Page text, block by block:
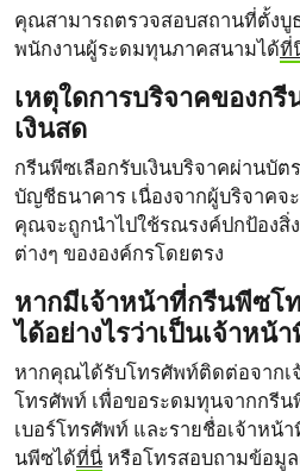
คุณสามารถตรวจสอบสถานที่ตั้งบู
พนักงานผู้ระดมทุนภาคสนามได้ที่
เหตุใดการบริจาคของก
เงินสด
กรีนพีซเลือกรับเงินบริจาคผ่านบัต
บัญชีธนาคาร เนื่องจากผู้บริจาคจ
คุณจะถูกนำไปใช้รณรงค์ปกป้องสิ่
ต่างๆ ขององค์กรโดยตรง
หากมีเจ้าหน้าที่กรีนพีซโ
ได้อย่างไรว่าเป็นเจ้าหน้
หากคุณได้รับโทรศัพท์ติดต่อจากเ
โทรศัพท์ เพื่อขอระดมทุนจากกรี
เบอร์โทรศัพท์ และรายชื่อเจ้าหน้
นพีซได้ที่นี่ หรือโทรสอบถามข้อมูล